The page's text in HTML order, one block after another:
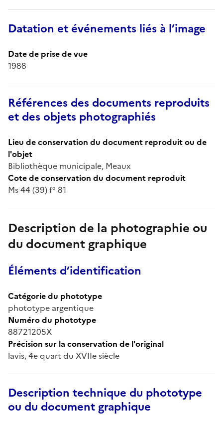
Datation et événements liés à l’image
Date de prise de vue
1988
Références des documents reproduits
et des objets photographiés
Lieu de conservation du document reproduit ou de
l'objet
Bibliothèque municipale, Meaux
Cote de conservation du document reproduit
Ms 44 (39) f° 81
Description de la photographie ou
du document graphique
Éléments d’identification
Catégorie du phototype
phototype argentique
Numéro du phototype
88721205X
Précision sur la conservation de l'original
lavis, 4e quart du XVIIe siècle
Description technique du phototype
ou du document graphique